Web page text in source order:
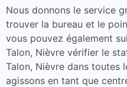
Nous donnons le service
trouver la bureau et le
vous pouvez également
Talon, Nièvre vérifier le
Talon, Nièvre dans toutes
agissons en tant que